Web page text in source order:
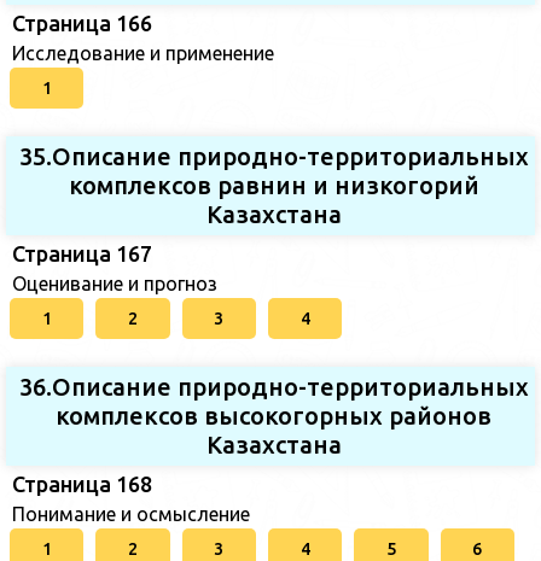
Страница 166
Исследование и применение
1
35.Описание природно-территориальных
комплексов равнин и низкогорий
Казахстана
Страница 167
Оценивание и прогноз
1 2 3 4
36.Описание природно-территориальных
комплексов высокогорных районов
Казахстана
Страница 168
Понимание и осмысление
1 2 3 4 5 6